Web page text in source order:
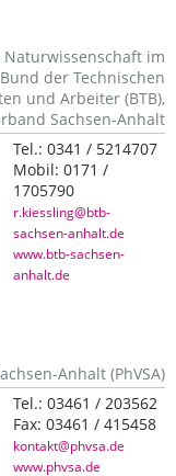
Naturwissenschaft im
der Technischen
und Arbeiter (BTB),
Sachsen-Anhalt
Tel.:0341 / 5214707
Mobil:0171 /
1705790
r.kiessling@btb-
sachsen-anhalt.de
www.btb-sachsen-
anhalt.de
Anhalt (PhVSA)
Tel.:03461 / 203562
Fax:03461 / 415458
kontakt@phvsa.de
www.phvsa.de